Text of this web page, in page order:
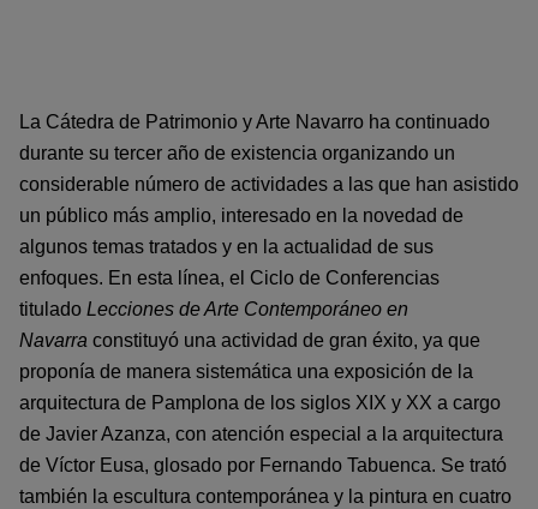
La Cátedra de Patrimonio y Arte Navarro ha continuado
durante su tercer año de existencia organizando un
considerable número de actividades a las que han asistido
un público más amplio, interesado en la novedad de
algunos temas tratados y en la actualidad de sus
enfoques. En esta línea, el Ciclo de Conferencias
titulado Lecciones de Arte Contemporáneo en
Navarra constituyó una actividad de gran éxito, ya que
proponía de manera sistemática una exposición de la
arquitectura de Pamplona de los siglos XIX y XX a cargo
de Javier Azanza, con atención especial a la arquitectura
de Víctor Eusa, glosado por Fernando Tabuenca. Se trató
también la escultura contemporánea y la pintura en cuatro